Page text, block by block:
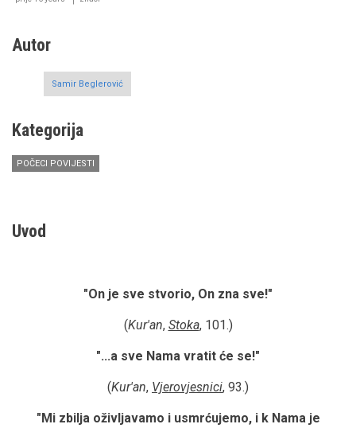
Autor
Samir Beglerović
Kategorija
POČECI POVIJESTI
Uvod
"On je sve stvorio, On zna sve!"
(Kur'an, Stoka, 101.)
"...a sve Nama vratit će se!"
(Kur'an, Vjerovjesnici, 93.)
"Mi zbilja oživljavamo i usmrćujemo, i k Nama je